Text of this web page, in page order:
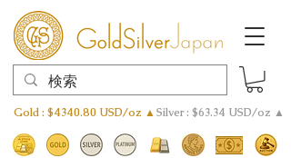
Gold : $4340.80 USD/oz ▲Silver : $63.34 USD/oz ▲